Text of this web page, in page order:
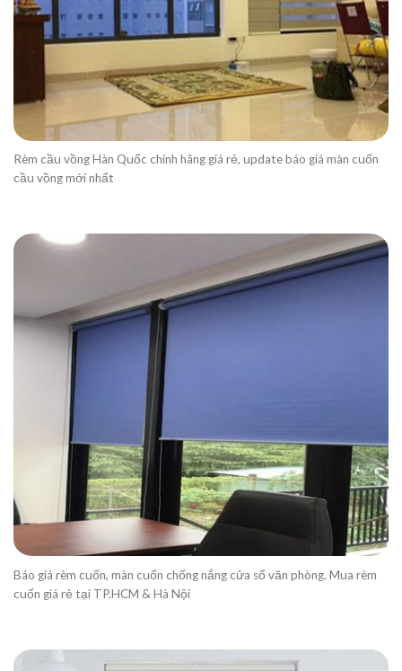
Rèm cầu vồng Hàn Quốc chính hãng giá rẻ, update báo giá màn cuốn
cầu vồng mới nhất
Báo giá rèm cuốn, màn cuốn chống nắng cửa sổ văn phòng. Mua rèm
cuốn giá rẻ tại TP.HCM & Hà Nội